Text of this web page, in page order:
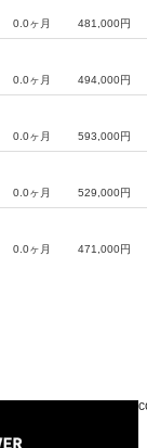
0.0ヶ月 481,000円
0.0ヶ月 494,000円
0.0ヶ月 593,000円
0.0ヶ月 529,000円
0.0ヶ月 471,000円